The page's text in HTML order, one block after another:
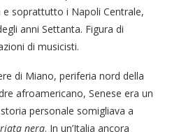
soprattutto i Napoli Centrale,
anni Settanta. Figura di
di musicisti.
di Miano, periferia nord della
afroamericano, Senese era un
personale somigliava a
nera. In un’Italia ancora